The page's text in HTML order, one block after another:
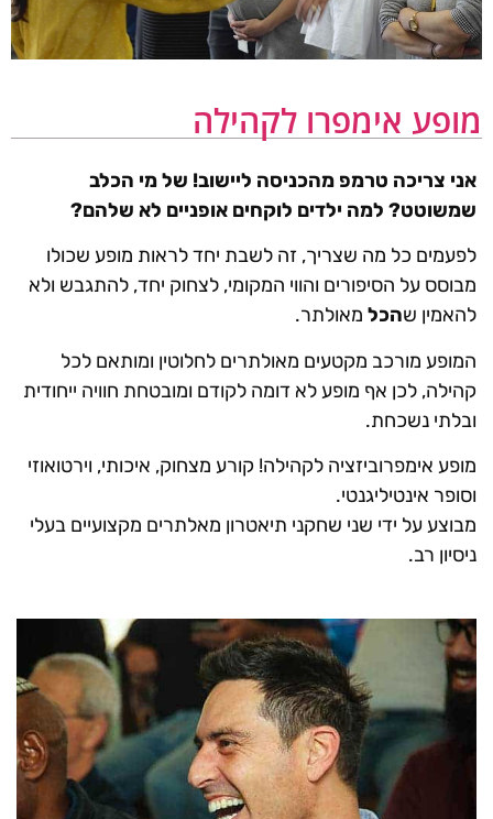
מופע אימפרו לקהילה
אני צריכה טרמפ מהכניסה ליישוב! של מי הכלב
שמשוטט? למה ילדים לוקחים אופניים לא שלהם?
לפעמים כל מה שצריך, זה לשבת יחד לראות מופע שכולו
מבוסס על הסיפורים והווי המקומי, לצחוק יחד, להתגבש ולא
להאמין שהכל מאולתר.
המופע מורכב מקטעים מאולתרים לחלוטין ומותאם לכל
קהילה, לכן אף מופע לא דומה לקודם ומובטחת חוויה ייחודית
ובלתי נשכחת.
מופע אימפרוביזציה לקהילה! קורע מצחוק, איכותי, וירטואוזי
וסופר אינטיליגנטי.
מבוצע על ידי שני שחקני תיאטרון מאלתרים מקצועיים בעלי
ניסיון רב.